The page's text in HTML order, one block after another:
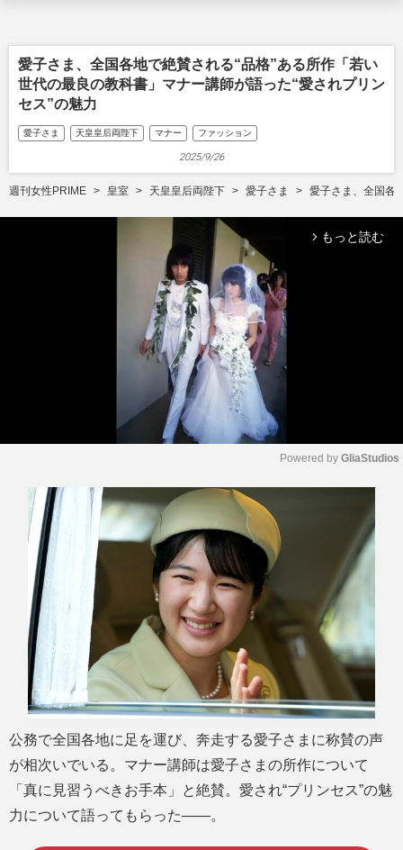
愛子さま、全国各地で絶賛される“品格”ある所作「若い
世代の最良の教科書」マナー講師が語った“愛されプリン
セス”の魅力
愛子さま 天皇皇后両陛下 マナー ファッション
2025/9/26
週刊女性PRIME 皇室 天皇皇后両陛下 愛子さま 愛子さま、全国各
arrow_forward_ios もっと読む
Powered by GliaStudios
公務で全国各地に足を運び、奔走する愛子さまに称賛の声
が相次いでいる。マナー講師は愛子さまの所作について
「真に見習うべきお手本」と絶賛。愛され“プリンセス”の魅
力について語ってもらった――。